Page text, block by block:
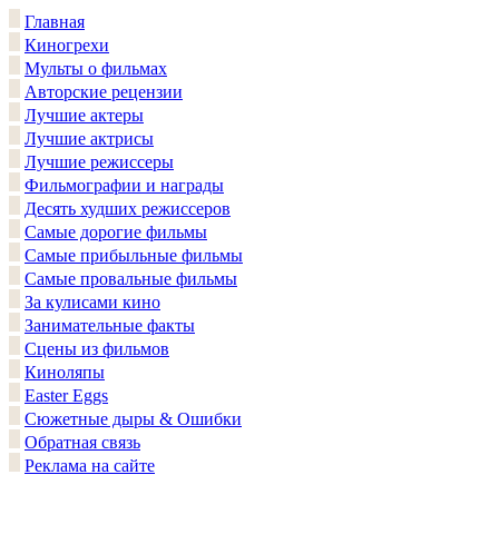
Главная
Киногрехи
Мульты о фильмах
Авторские рецензии
Лучшие актеры
Лучшие актрисы
Лучшие режиссеры
Фильмографии и награды
Десять худших режиссеров
Самые дорогие фильмы
Самые прибыльные фильмы
Самые провальные фильмы
За кулисами кино
Занимательные факты
Сцены из фильмов
Киноляпы
Easter Eggs
Сюжетные дыры & Ошибки
Обратная связь
Реклама на сайте